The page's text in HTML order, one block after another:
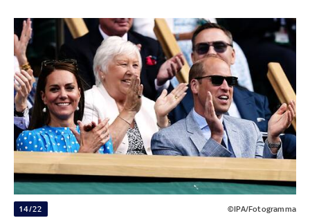
14/22 ©IPA/Fotogramma